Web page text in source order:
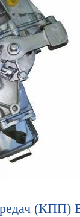
(КПП)